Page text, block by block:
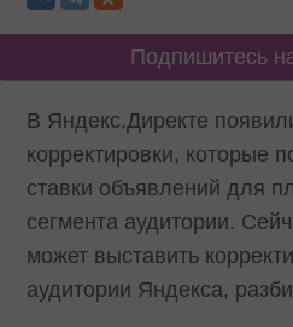
Подпишитесь
В Яндекс.Директе
корректировки, которые
ставки объявлений для
сегмента аудитории.
может выставить
аудитории Яндекса,